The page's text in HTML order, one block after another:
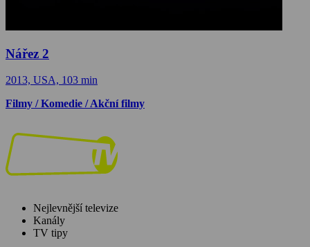
Nářez 2
2013, USA, 103 min
Filmy / Komedie / Akční filmy
Nejlevnější televize
Kanály
TV tipy